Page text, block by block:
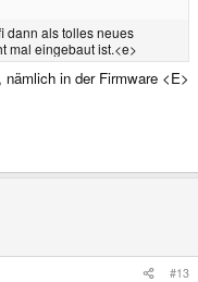
dann als tolles neues
mal eingebaut ist.<e>
in der Firmware <E>
#13